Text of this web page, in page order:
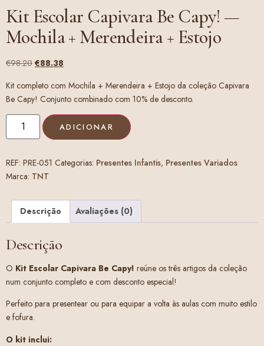
Kit Escolar Capivara Be Capy! —
Mochila + Merendeira + Estojo
€98.20 €88.38
Kit completo com Mochila + Merendeira + Estojo da coleção Capivara
Be Capy! Conjunto combinado com 10% de desconto.
ADICIONAR
REF: PRE-051 Categorias: Presentes Infantis, Presentes Variados
Marca: TNT
Descrição Avaliações (0)
Descrição
O Kit Escolar Capivara Be Capy! reúne os três artigos da coleção
num conjunto completo e com desconto especial!
Perfeito para presentear ou para equipar a volta às aulas com muito estilo
e fofura.
O kit inclui: